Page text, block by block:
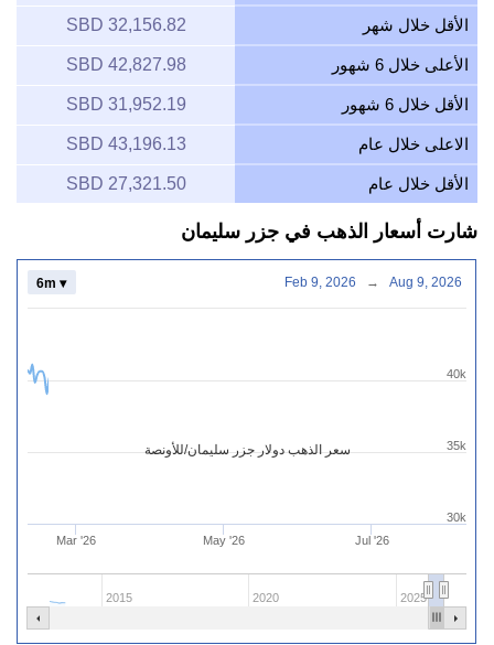
الأقل خلال شهر 32,156.82 SBD
الأعلى خلال 6 شهور 42,827.98 SBD
الأقل خلال 6 شهور 31,952.19 SBD
الاعلى خلال عام 43,196.13 SBD
الأقل خلال عام 27,321.50 SBD
شارت أسعار الذهب في جزر سليمان
سعر الذهب دولار جزر سليمان/للأونصة
Mar '26 May '26 Jul '26
2015 2020 2025
30k
35k
40k
6m ▾ Feb 9, 2026 → Aug 9, 2026